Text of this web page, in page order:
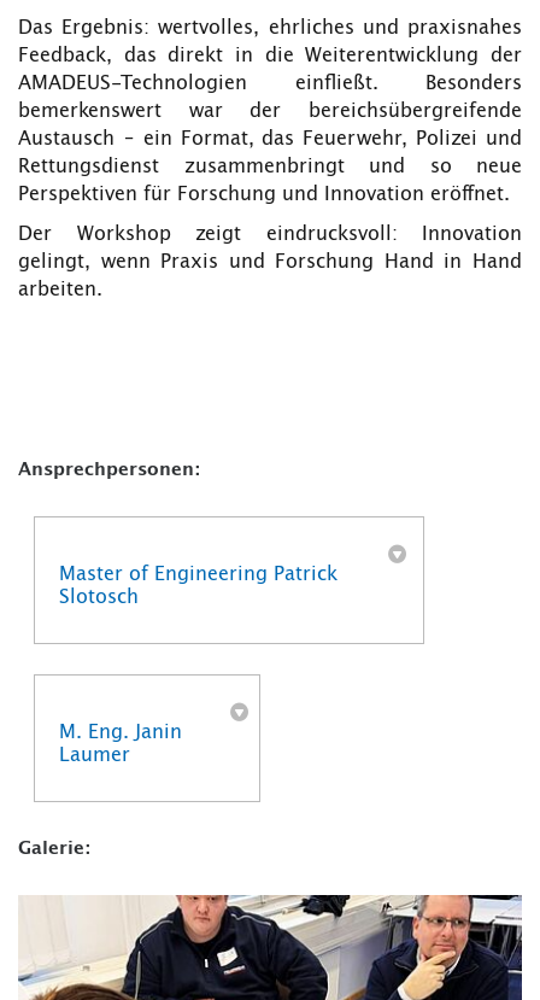
Das Ergebnis: wertvolles, ehrliches und praxisnahes
Feedback, das direkt in die Weiterentwicklung der
AMADEUS-Technologien einfließt. Besonders
bemerkenswert war der bereichsübergreifende
Austausch – ein Format, das Feuerwehr, Polizei und
Rettungsdienst zusammenbringt und so neue
Perspektiven für Forschung und Innovation eröffnet.
Der Workshop zeigt eindrucksvoll: Innovation
gelingt, wenn Praxis und Forschung Hand in Hand
arbeiten.
Ansprechpersonen:
Master of Engineering Patrick
Slotosch
M. Eng. Janin
Laumer
Galerie: